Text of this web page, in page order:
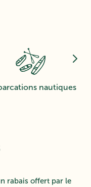
Escalade
rabais offert par le